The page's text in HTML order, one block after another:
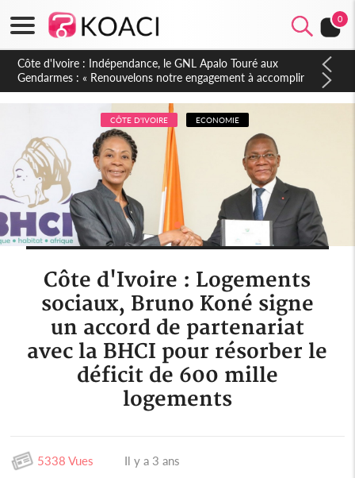
0
Sierra Leone : Un projet de réforme constitutionnelle en
gestation, points clés des amendements, un exclu d'avance
CÔTE D'IVOIRE ECONOMIE
Côte d'Ivoire : Logements
sociaux, Bruno Koné signe
un accord de partenariat
avec la BHCI pour résorber le
déficit de 600 mille
logements
5338 Vues Il y a 3 ans